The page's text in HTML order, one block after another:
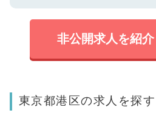
非公開求人を紹
東京都港区の求人を探す